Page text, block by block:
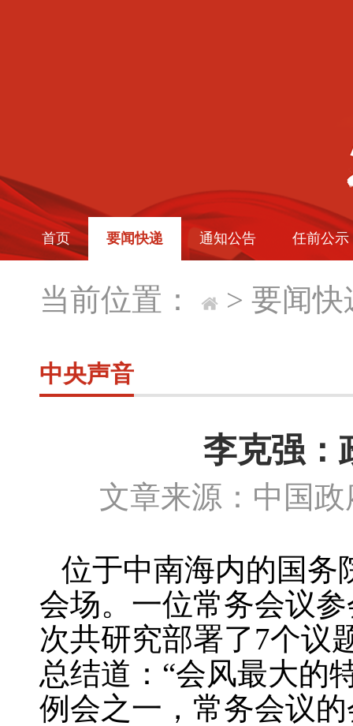
首页 要闻快递 通知公告 任前公示
当前位置： > 要闻快
中央声音
李克强：
文章来源：中
位于中南海内的国务
会场。一位常务会议
次共研究部署了7个议
总结道：“会风最大的
例会之一，常务会议